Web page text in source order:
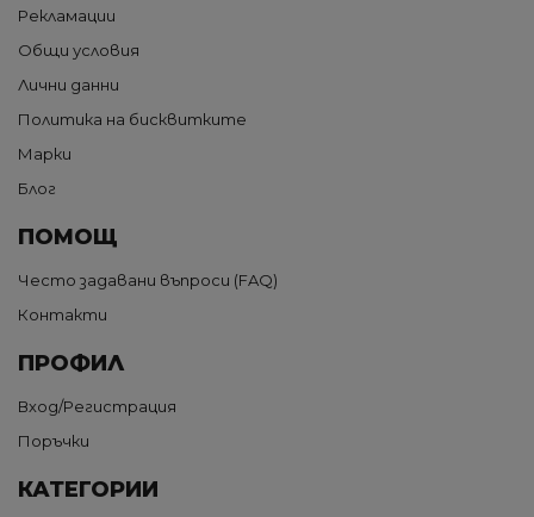
Рекламации
Общи условия
Лични данни
Политика на бисквитките
Марки
Блог
ПОМОЩ
Често задавани въпроси (FAQ)
Контакти
ПРОФИЛ
Вход/Регистрация
Поръчки
КАТЕГОРИИ